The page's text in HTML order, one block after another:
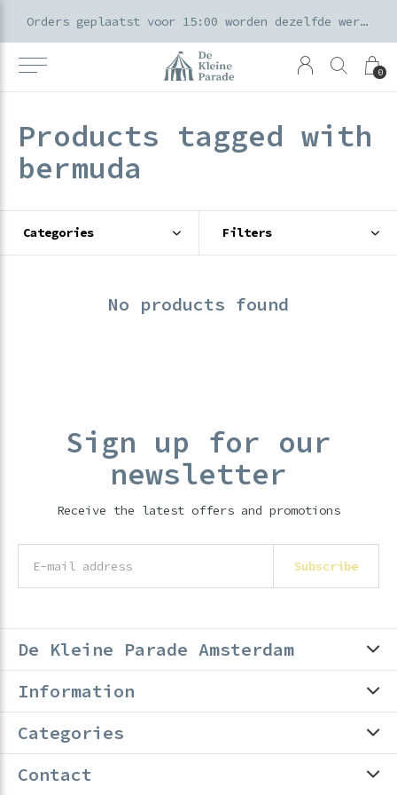
0
Orders geplaatst voor 15:00 worden dezelfde werkdag verzonden
Products tagged with
bermuda
Categories Filters
No products found
Sign up for our
newsletter
Receive the latest offers and promotions
Subscribe
De Kleine Parade Amsterdam
Information
Categories
Contact